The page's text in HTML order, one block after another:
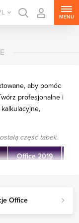
MENU
aby pomóc
profesjonalne i
część tabeli.
Office 2019
Office